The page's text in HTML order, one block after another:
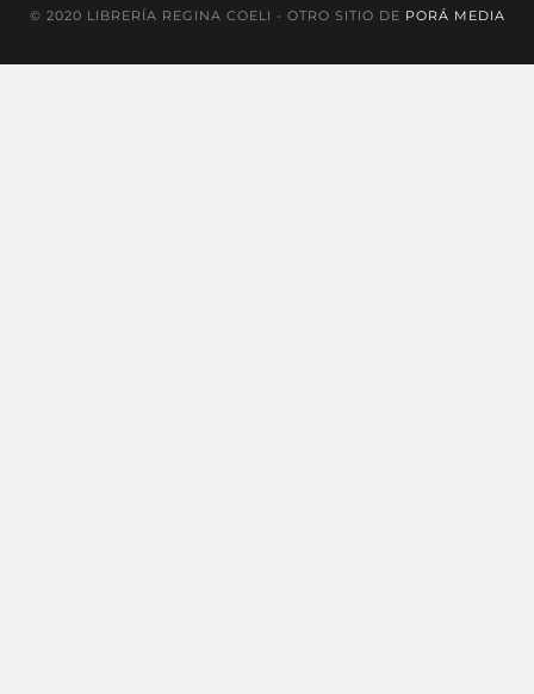
© 2020 LIBRERÍA REGINA COELI - OTRO SITIO DE PORÁ MEDIA